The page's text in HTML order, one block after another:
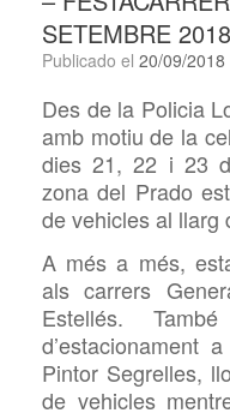
SETEMBRE 2018
Publicado el 20/09/2018
Des de la Policia
amb motiu de la
dies 21, 22 i 23
zona del Prado
de vehicles al llarg
A més a més,
als carrers
Estellés.
d’estacionament
Pintor Segrelles,
de vehicles